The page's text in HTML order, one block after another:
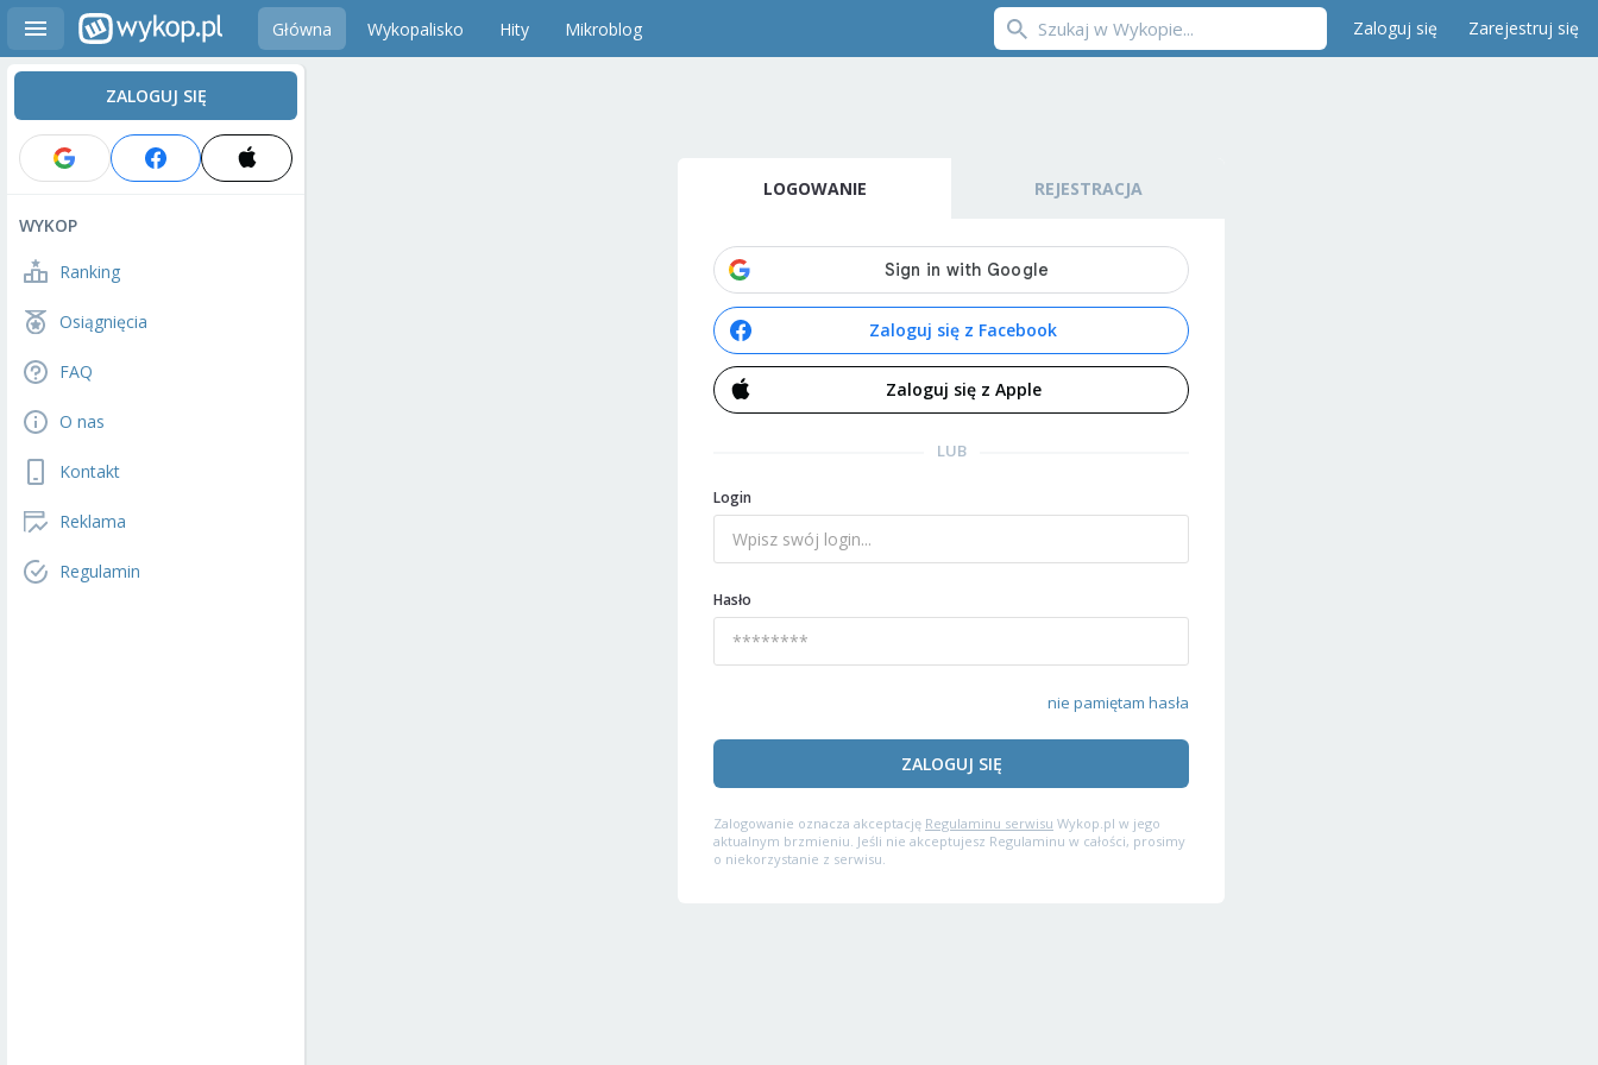
Główna Wykopalisko Hity Mikroblog Zaloguj się Zarejestruj się
ZALOGUJ SIĘ
WYKOP
Ranking
Osiągnięcia
FAQ
O nas
Kontakt
Reklama
Regulamin
LOGOWANIE REJESTRACJA
Zaloguj się z Facebook
Zaloguj się z Apple
LUB
Login
Hasło
nie pamiętam hasła
ZALOGUJ SIĘ
Zalogowanie oznacza akceptację Regulaminu serwisu Wykop.pl w jego
aktualnym brzmieniu. Jeśli nie akceptujesz Regulaminu w całości, prosimy
o niekorzystanie z serwisu.